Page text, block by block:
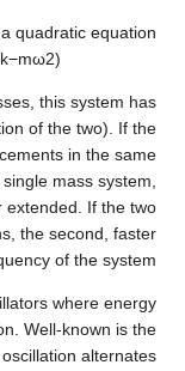
quadratic equation.
(
k−mω2
this system has
of the two). If the
in the same
mass system,
extended. If the two
the second, faster
of the system.
where energy
Well-known is the
oscillation alternates